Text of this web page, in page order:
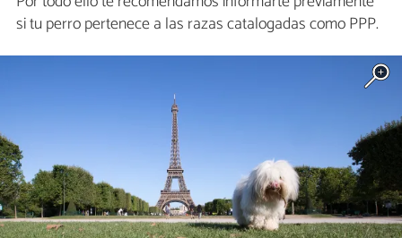
si tu perro pertenece a las razas catalogadas como PPP.